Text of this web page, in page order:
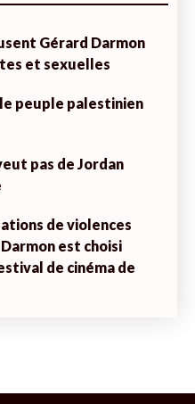
Gérard Darmon
et sexuelles
peuple palestinien
pas de Jordan
de violences
est choisi
de cinéma de